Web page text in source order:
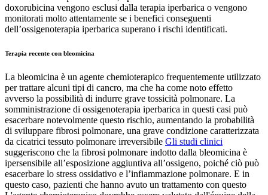
doxorubicina vengono esclusi dalla terapia iperbarica o vengono
monitorati molto attentamente se i benefici conseguenti
dell’ossigenoterapia iperbarica superano i rischi identificati.
Terapia recente con bleomicina
La bleomicina è un agente chemioterapico frequentemente utilizzato
per trattare alcuni tipi di cancro, ma che ha come noto effetto
avverso la possibilità di indurre grave tossicità polmonare. La
somministrazione di ossigenoterapia iperbarica in questi casi può
esacerbare notevolmente questo rischio, aumentando la probabilità
di sviluppare fibrosi polmonare, una grave condizione caratterizzata
da cicatrici tessuto polmonare irreversibile Gli studi clinici
suggeriscono che la fibrosi polmonare indotto dalla bleomicina è
ipersensibile all’esposizione aggiuntiva all’ossigeno, poiché ciò può
esacerbare lo stress ossidativo e l’infiammazione polmonare. E in
questo caso, pazienti che hanno avuto un trattamento con questo